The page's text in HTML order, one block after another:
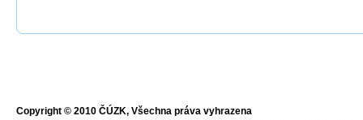
Copyright © 2010 ČÚZK, Všechna práva vyhrazena